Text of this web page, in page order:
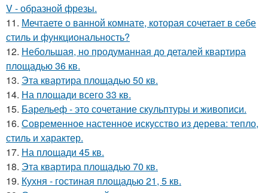
V - образной фрезы.
11. Мечтаете о ванной комнате, которая сочетает в себе
стиль и функциональность?
12. Небольшая, но продуманная до деталей квартира
площадью 36 кв.
13. Эта квартира площадью 50 кв.
14. На площади всего 33 кв.
15. Барельеф - это сочетание скульптуры и живописи.
16. Современное настенное искусство из дерева: тепло,
стиль и характер.
17. На площади 45 кв.
18. Эта квартира площадью 70 кв.
19. Кухня - гостиная площадью 21, 5 кв.